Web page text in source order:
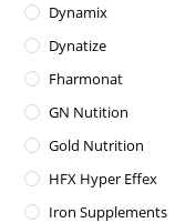
Dynamix
Dynatize
Fharmonat
GN Nutition
Gold Nutrition
HFX Hyper Effex
Iron Supplements